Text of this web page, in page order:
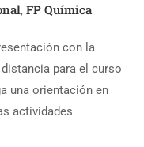
, FP Química
con la
para el curso
una orientación en
actividades